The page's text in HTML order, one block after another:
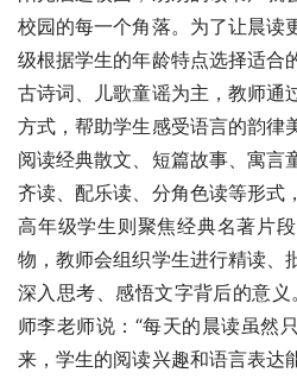
校园的每一个角落。为了让晨读
级根据学生的年龄特点选择适合
古诗词、儿歌童谣为主，教师通
方式，帮助学生感受语言的韵律
阅读经典散文、短篇故事、寓言
齐读、配乐读、分角色读等形式
高年级学生则聚焦经典名著片
物，教师会组织学生进行精读、
深入思考、感悟文字背后的意
师李老师说：“每天的晨读虽然
来，学生的阅读兴趣和语言表达